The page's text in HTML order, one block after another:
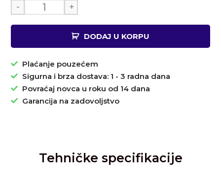
- +
DODAJ U KORPU
Plaćanje pouzećem
Sigurna i brza dostava: 1 - 3 radna dana
Povraćaj novca u roku od 14 dana
Garancija na zadovoljstvo
Tehničke specifikacije